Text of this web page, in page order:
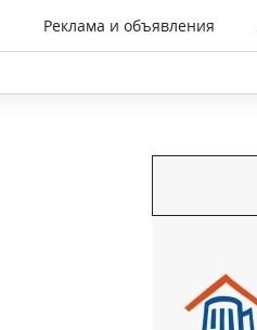
Реклама и объявления